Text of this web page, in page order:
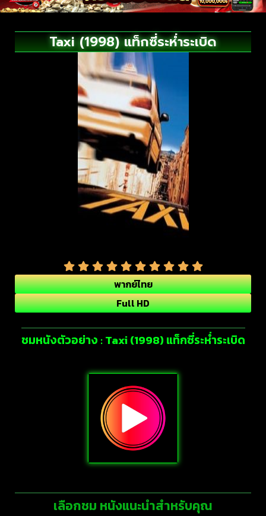
Taxi (1998) แท็กซี่ระห่ำระเบิด
พากย์ไทย
Full HD
ชมหนังตัวอย่าง : Taxi (1998) แท็กซี่ระห่ำระเบิด
เลือกชม หนังแนะนำสำหรับคุณ